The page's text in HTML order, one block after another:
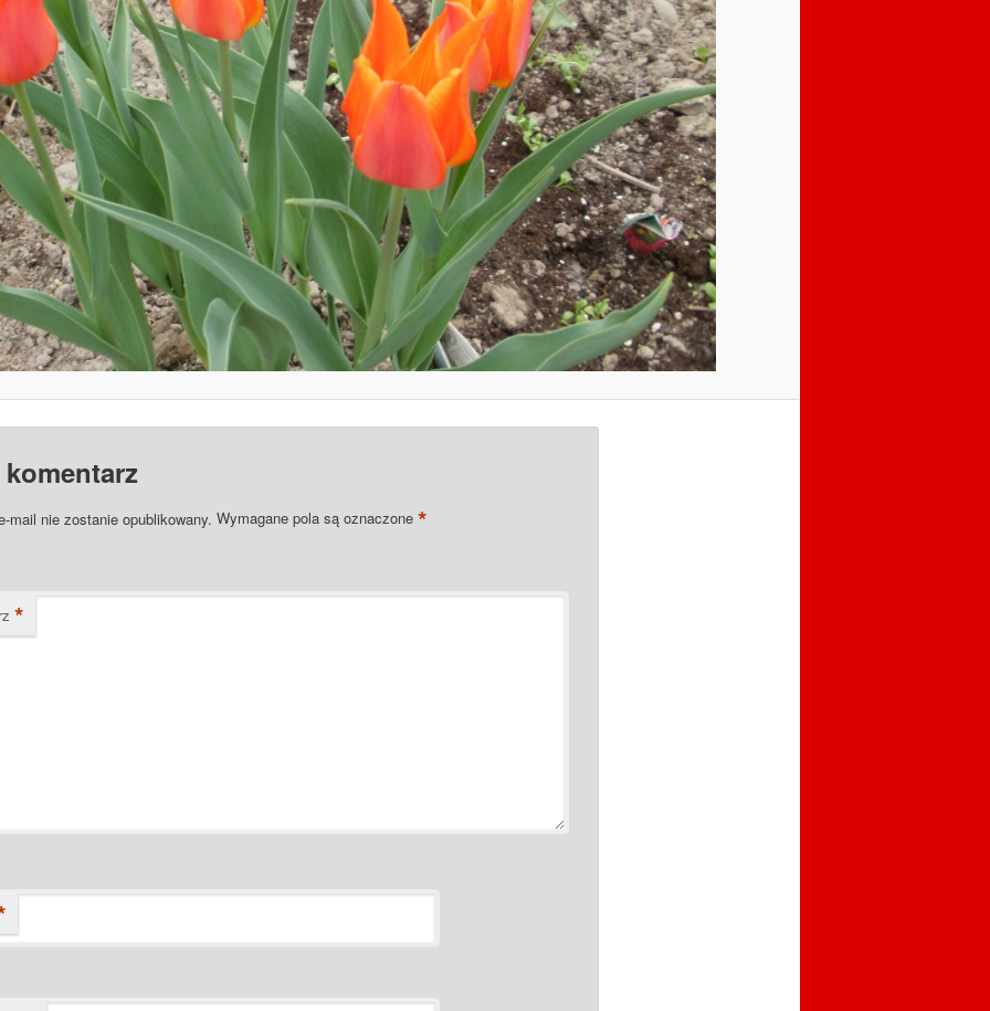
mail nie zostanie opublikowany. Wymagane pola są oznaczone *
*